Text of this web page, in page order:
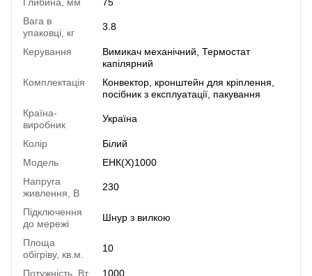
Вага в
упаковці, кг
3.8
Керування
Вимикач механічний, Термостат
капілярний
Комплектація
Конвектор, кронштейн для кріплення,
посібник з експлуатації, пакування
Країна-
виробник
Україна
Колір
Білий
Модель
ЕНК(Х)1000
Напруга
живлення, В
230
Підключення
до мережі
Шнур з вилкою
Площа
обігріву, кв.м.
10
Потужність, Вт 1000